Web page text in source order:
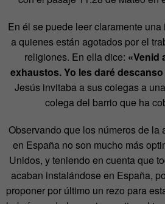
En él se puede leer claramente
a quienes están agotados por el
religiones. En ella dice: «Venid
exhaustos. Yo les daré
Jesús invitaba a sus colegas a
colega del barrio que ha
Observando que los números de la
en España no son mucho más
Unidos, y teniendo en cuenta que
acaban instalándose en España,
proponer por último un rezo para